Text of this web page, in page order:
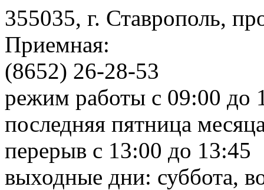
355035, г. Ставрополь,
Приемная:
(8652) 26-28-53
режим работы с 09:00 до
последняя пятница
перерыв с 13:00 до 13:45
выходные дни: суббота,